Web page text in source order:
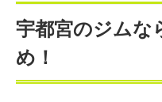
宇都宮のジムな
め！